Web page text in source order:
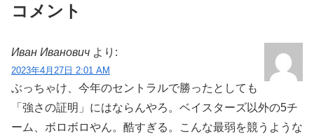
コメント
Иван Иванович より:
2023年4月27日 2:01 AM
ぶっちゃけ、今年のセントラルで勝ったとしても
「強さの証明」にはならんやろ。ベイスターズ以外の5チ
ーム、ボロボロやん。酷すぎる。こんな最弱を競うような